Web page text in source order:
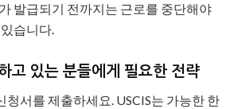
발급되기 전까지는 근로를 중단해야
습니다.
고 있는 분들에게 필요한 전략
청서를 제출하세요. USCIS는 가능한 한